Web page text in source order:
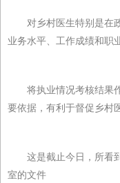
对乡村医生特别是在
业务水平、工作成绩和职
将执业情况考核结果
要依据，有利于督促乡村
这是截止今日，所看
室的文件